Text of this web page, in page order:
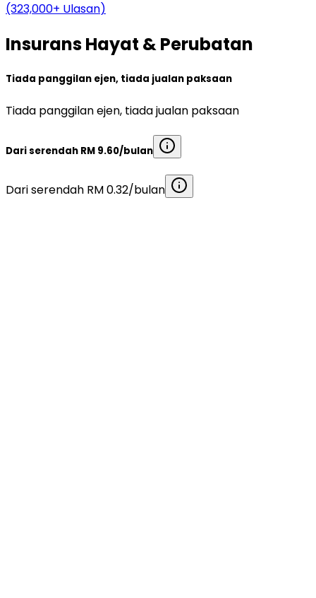
(323,000+ Ulasan)
InsuransHayat & Perubatan
Tiada panggilan ejen, tiada jualan paksaan
Tiada panggilan ejen, tiada jualan paksaan
Dari serendah RM 9.60/bulan
Dari serendah RM 0.32/bulan